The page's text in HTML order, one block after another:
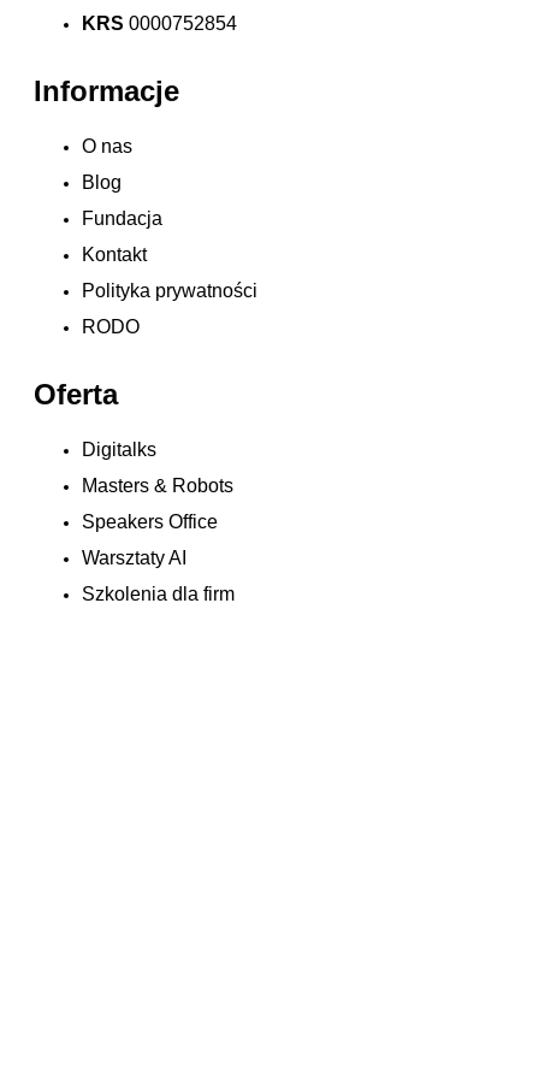
KRS 0000752854
Informacje
O nas
Blog
Fundacja
Kontakt
Polityka prywatności
RODO
Oferta
Digitalks
Masters & Robots
Speakers Office
Warsztaty AI
Szkolenia dla firm